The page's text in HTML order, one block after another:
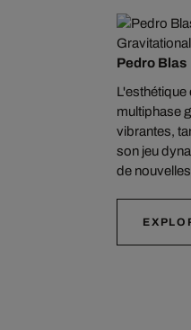
Pedro Blas
multiphase
vibrantes,
son jeu
de